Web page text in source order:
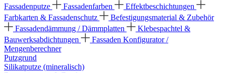
Fassadenputze
Fassadenfarben
Effektbeschichtungen
Farbkarten & Fassadenschutz
Befestigungsmaterial & Zubehör
Fassadendämmung / Dämmplatten
Klebespachtel &
Bauwerksabdichtungen
Fassaden Konfigurator /
Mengenberechner
Putzgrund
Silikatputze (mineralisch)